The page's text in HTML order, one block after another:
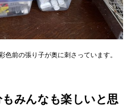
色前の張り子が奥に刺さっています。
みんなも楽しいと思